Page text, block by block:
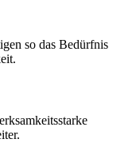
so das Bedürfnis